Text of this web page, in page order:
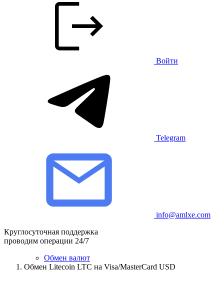
Войти
Telegram
info@amlxe.com
Круглосуточная поддержка
проводим операции 24/7
Обмен валют
Обмен Litecoin LTC на Visa/MasterCard USD